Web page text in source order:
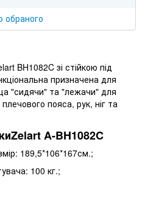
обраного
BH1082C зі стійкою під
призначена для
"сидячи" та "лежачи" для
пояса, рук, ніг та
A-BH1082C
189,5*106*167см.;
100 кг.;